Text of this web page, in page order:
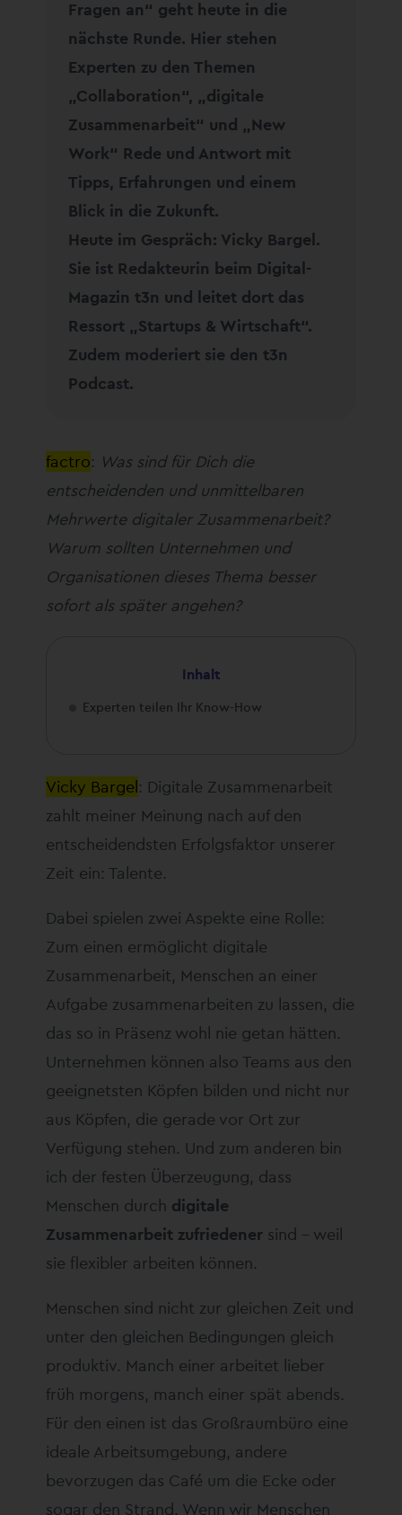
Fragen an“ geht heute in die
nächste Runde. Hier stehen
Experten zu den Themen
„Collaboration“, „digitale
Zusammenarbeit“ und „New
Work“ Rede und Antwort mit
Tipps, Erfahrungen und einem
Blick in die Zukunft.
Heute im Gespräch: Vicky Bargel.
Sie ist Redakteurin beim Digital-
Magazin t3n und leitet dort das
Ressort „Startups & Wirtschaft“.
Zudem moderiert sie den t3n
Podcast.
factro: Was sind für Dich die
entscheidenden und unmittelbaren
Mehrwerte digitaler Zusammenarbeit?
Warum sollten Unternehmen und
Organisationen dieses Thema besser
sofort als später angehen?
Inhalt
Experten teilen Ihr Know-How
Vicky Bargel: Digitale Zusammenarbeit
zahlt meiner Meinung nach auf den
entscheidendsten Erfolgsfaktor unserer
Zeit ein: Talente.
Dabei spielen zwei Aspekte eine Rolle:
Zum einen ermöglicht digitale
Zusammenarbeit, Menschen an einer
Aufgabe zusammenarbeiten zu lassen, die
das so in Präsenz wohl nie getan hätten.
Unternehmen können also Teams aus den
geeignetsten Köpfen bilden und nicht nur
aus Köpfen, die gerade vor Ort zur
Verfügung stehen. Und zum anderen bin
ich der festen Überzeugung, dass
Menschen durch digitale
Zusammenarbeit zufriedener sind – weil
sie flexibler arbeiten können.
Menschen sind nicht zur gleichen Zeit und
unter den gleichen Bedingungen gleich
produktiv. Manch einer arbeitet lieber
früh morgens, manch einer spät abends.
Für den einen ist das Großraumbüro eine
ideale Arbeitsumgebung, andere
bevorzugen das Café um die Ecke oder
sogar den Strand. Wenn wir Menschen